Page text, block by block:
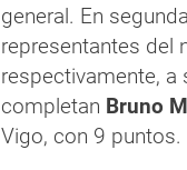
general. En
representantes del
respectivamente, a
completan Bruno
Vigo, con 9 puntos.